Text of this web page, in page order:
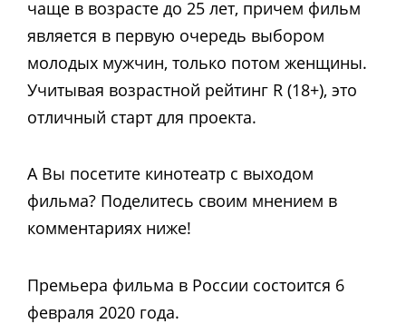
чаще в возрасте до 25 лет, причем фильм
является в первую очередь выбором
молодых мужчин, только потом женщины.
Учитывая возрастной рейтинг R (18+), это
отличный старт для проекта.
А Вы посетите кинотеатр с выходом
фильма? Поделитесь своим мнением в
комментариях ниже!
Премьера фильма в России состоится 6
февраля 2020 года.